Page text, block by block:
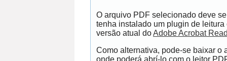
O arquivo PDF selecionado deve
tenha instalado um plugin de
versão atual doAdobe Acrobat
Como alternativa, pode-se baixar o
onde poderá abrí-lo com o leitor